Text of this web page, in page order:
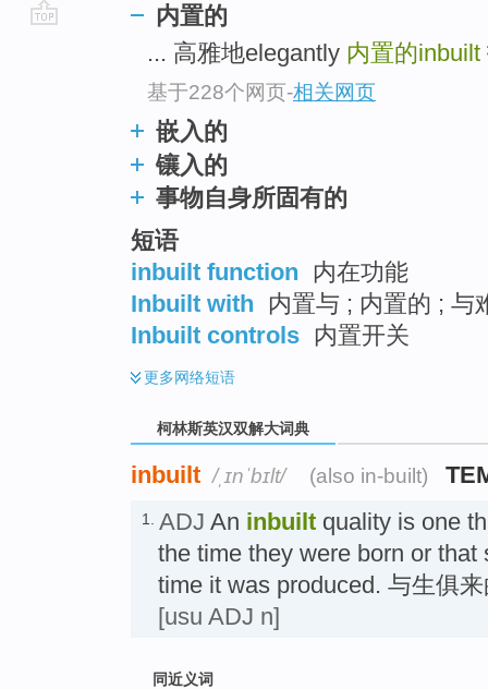
内置的
... 高雅地elegantly 内置的inbuilt
基于228个网页-相关网页
嵌入的
镶入的
事物自身所固有的
短语
inbuilt function
内在功能
Inbuilt with
内置与 ; 内置的 ; 与
Inbuilt controls 内置开关
更多网络短语
柯林斯英汉双解大词典
inbuilt /ˌɪnˈbɪlt/ (also in-built)
1. ADJ An inbuilt quality is one
the time they were born or that
time it was produced. 与生俱
[usu ADJ n]
同近义词